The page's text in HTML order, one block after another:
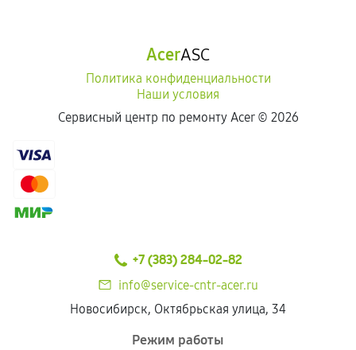
AcerASC
Политика конфиденциальности
Наши условия
Сервисный центр по ремонту Acer © 2026
+7 (383) 284-02-82
info@service-cntr-acer.ru
Новосибирск, Октябрьская улица, 34
Режим работы